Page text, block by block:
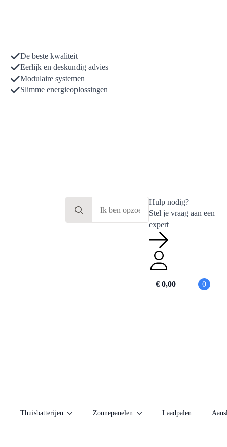
De beste kwaliteit
Eerlijk en deskundig advies
Modulaire systemen
Slimme energieoplossingen
for:
Hulp nodig?
Stel je vraag aan een
expert
€ 0,00 0
Thuisbatterijen Zonnepanelen Laadpalen